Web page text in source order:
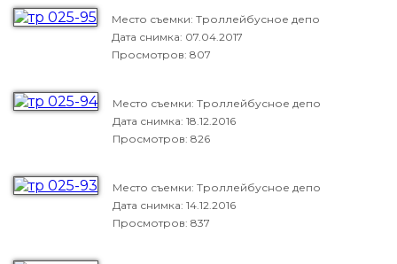
Место съемки: Троллейбусное депо
Дата снимка: 07.04.2017
Просмотров: 807
Место съемки: Троллейбусное депо
Дата снимка: 18.12.2016
Просмотров: 826
Место съемки: Троллейбусное депо
Дата снимка: 14.12.2016
Просмотров: 837